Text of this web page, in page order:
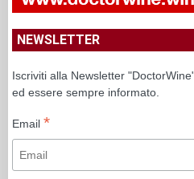
NEWSLETTER
Iscriviti alla Newsletter
ed essere sempre informato.
Email *